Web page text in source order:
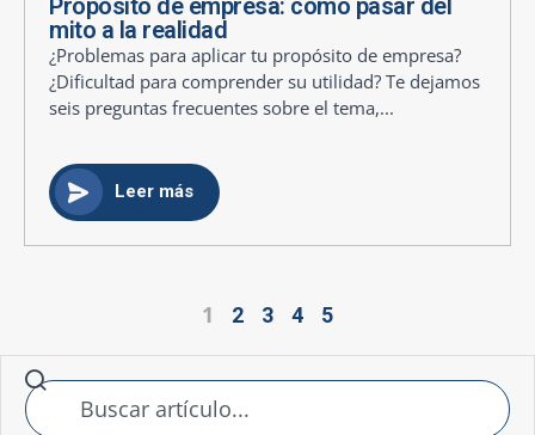
mito a la realidad
¿Problemas para aplicar tu propósito de empresa?
¿Dificultad para comprender su utilidad? Te dejamos
seis preguntas frecuentes sobre el tema,...
Leer más
1 2 3 4 5